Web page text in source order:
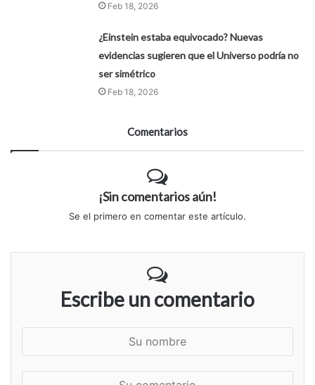
Feb 18, 2026
¿Einstein estaba equivocado? Nuevas
evidencias sugieren que el Universo podría no
ser simétrico
Feb 18, 2026
Comentarios
¡Sin comentarios aún!
Se el primero en comentar este artículo.
Escribe un comentario